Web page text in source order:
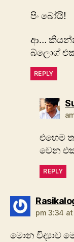
පිං බෝයි!
ආ…
බ්ලොග් එක
REPLY
එහෙම
වෙන
REPLY
pm 3:34
මොන විද්‍යාව